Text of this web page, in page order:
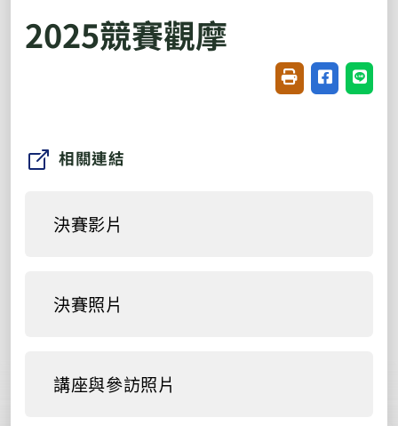
2025競賽觀摩
友善列印(開新視
分享至臉書
分享
相關連結
決賽影片
決賽照片
講座與參訪照片